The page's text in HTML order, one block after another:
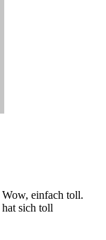
Wow, einfach toll.
sich toll